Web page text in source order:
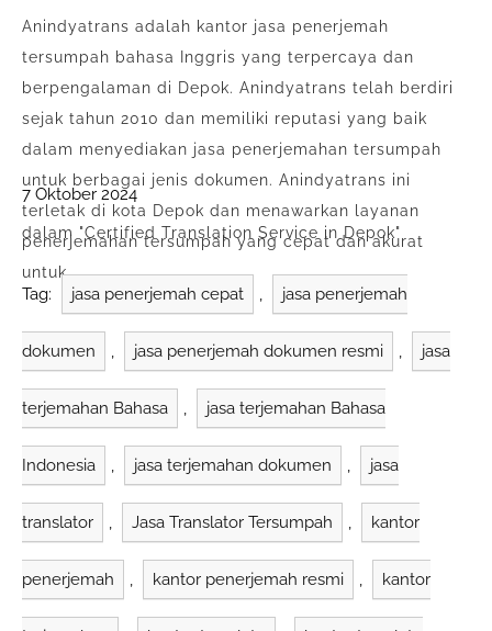
Anindyatrans adalah kantor jasa penerjemah
tersumpah bahasa Inggris yang terpercaya dan
berpengalaman di Depok. Anindyatrans telah berdiri
sejak tahun 2010 dan memiliki reputasi yang baik
dalam menyediakan jasa penerjemahan tersumpah
untuk berbagai jenis dokumen. Anindyatrans ini
terletak di kota Depok dan menawarkan layanan
penerjemahan tersumpah yang cepat dan akurat
untuk…
7 Oktober 2024
dalam "Certified Translation Service in Depok"
Tag: jasa penerjemah cepat , jasa penerjemah
dokumen , jasa penerjemah dokumen resmi , jasa
terjemahan Bahasa , jasa terjemahan Bahasa
Indonesia , jasa terjemahan dokumen , jasa
translator , Jasa Translator Tersumpah , kantor
penerjemah , kantor penerjemah resmi , kantor